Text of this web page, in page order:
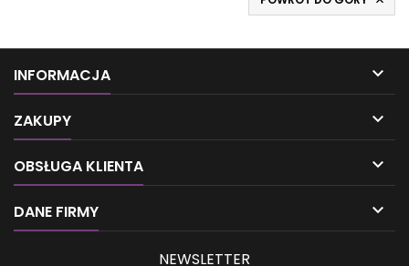
INFORMACJA 
ZAKUPY 
OBSŁUGA KLIENTA 
DANE FIRMY 
NEWSLETTER